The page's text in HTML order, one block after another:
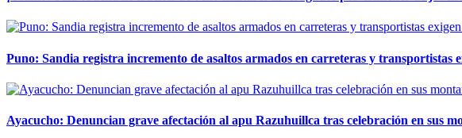
Puno: Sandia registra incremento de asaltos armados en carreteras y transportistas
Ayacucho: Denuncian grave afectación al apu Razuhuillca tras celebración en sus